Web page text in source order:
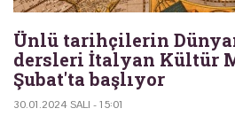
Ünlü tarihçilerin
dersleri İtalyan Kültür
Şubat'ta başlıyor
30.01.2024 SALI - 15:01